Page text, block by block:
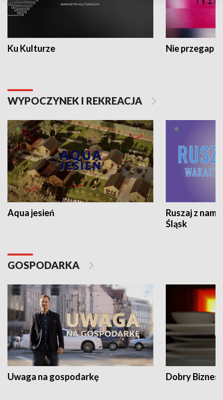
Ku Kulturze Nie przegap
WYPOCZYNEK I REKREACJA
Aqua jesień
Ruszaj z
Śląsk
GOSPODARKA
Uwaga na gospodarkę Dobry Biznes